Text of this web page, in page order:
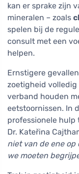
kan er sprake zijn
mineralen – zoals
spelen bij de
consult met een
helpen.
Ernstigere
zoetigheid volledig
verband houden
eetstoornissen. In
professionele hulp
Dr. Kateřina
niet van de ene op
we moeten